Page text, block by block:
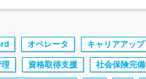
オペレータ キャリアアップ
資格取得支援 社会保険完備